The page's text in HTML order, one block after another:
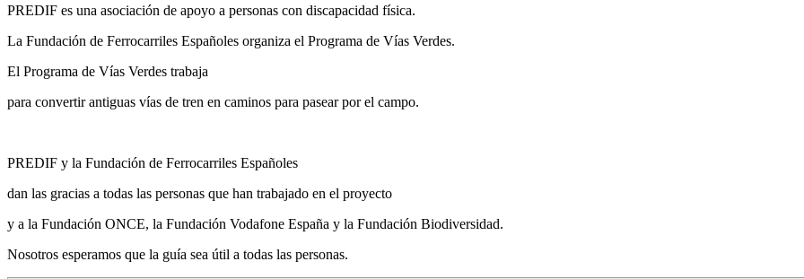
PREDIF es una asociación de apoyo a personas con discapacidad física.
La Fundación de Ferrocarriles Españoles organiza el Programa de Vías Verdes.
El Programa de Vías Verdes trabaja
para convertir antiguas vías de tren en caminos para pasear por el campo.
PREDIF y la Fundación de Ferrocarriles Españoles
dan las gracias a todas las personas que han trabajado en el proyecto
y a la Fundación ONCE, la Fundación Vodafone España y la Fundación Biodiversidad.
Nosotros esperamos que la guía sea útil a todas las personas.